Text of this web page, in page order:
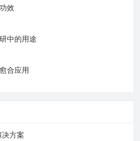
效
中的用途
合应用
方案